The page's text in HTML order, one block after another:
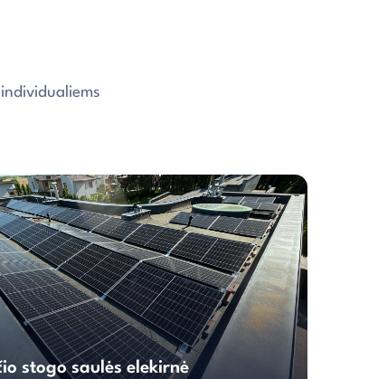
Plokščio
stogo
saulės
stogo saulės elekirnė